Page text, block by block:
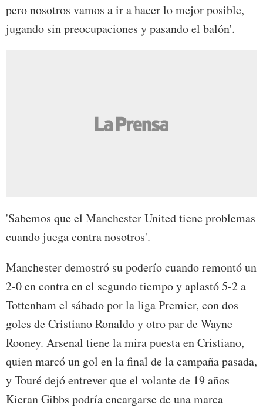
pero nosotros vamos a ir a hacer lo mejor posible,
jugando sin preocupaciones y pasando el balón'.
'Sabemos que el Manchester United tiene problemas
cuando juega contra nosotros'.
Manchester demostró su poderío cuando remontó un
2-0 en contra en el segundo tiempo y aplastó 5-2 a
Tottenham el sábado por la liga Premier, con dos
goles de Cristiano Ronaldo y otro par de Wayne
Rooney. Arsenal tiene la mira puesta en Cristiano,
quien marcó un gol en la final de la campaña pasada,
y Touré dejó entrever que el volante de 19 años
Kieran Gibbs podría encargarse de una marca